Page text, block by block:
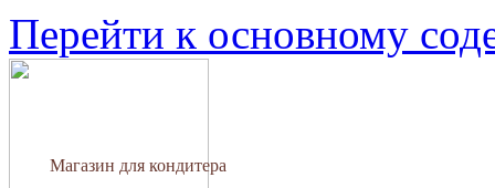
Перейти к основному
Магазин для кондитера